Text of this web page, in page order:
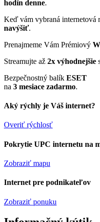
hodín denne.
Keď vám vybraná internetová
navýšiť.
Prenajmeme Vám Prémiový
Streamujte až 2x výhodnejšie
Bezpečnostný balík ESET
na 3 mesiace zadarmo.
Aký rýchly je Váš internet?
Overiť rýchlosť
Pokrytie UPC internetu na
Zobraziť mapu
Internet pre podnikateľov
Zobraziť ponuku